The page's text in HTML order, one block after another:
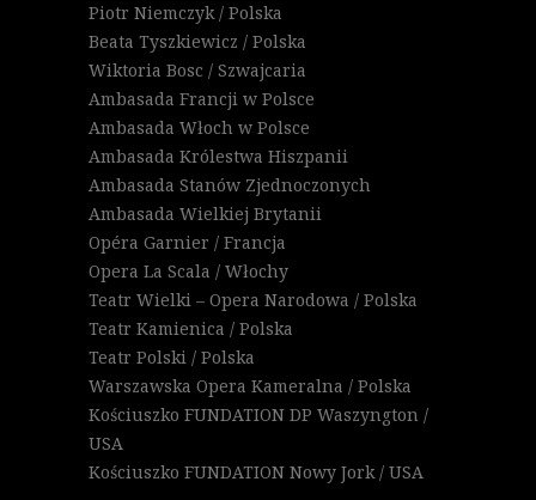
Piotr Niemczyk / Polska
Beata Tyszkiewicz / Polska
Wiktoria Bosc / Szwajcaria
Ambasada Francji w Polsce
Ambasada Włoch w Polsce
Ambasada Królestwa Hiszpanii
Ambasada Stanów Zjednoczonych
Ambasada Wielkiej Brytanii
Opéra Garnier / Francja
Opera La Scala / Włochy
Teatr Wielki – Opera Narodowa / Polska
Teatr Kamienica / Polska
Teatr Polski / Polska
Warszawska Opera Kameralna / Polska
Kościuszko FUNDATION DP Waszyngton /
USA
Kościuszko FUNDATION Nowy Jork / USA